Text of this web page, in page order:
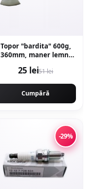
Topor "bardita" 600g,
360mm, maner lemn,
Tec MX435
25 lei51 lei
Cumpără
-29%